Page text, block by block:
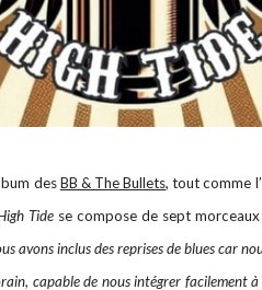
desBB & The Bullets, tout comme
Tidese compose de sept
avons inclus des reprises de blues car
capable de nous intégrer facilement